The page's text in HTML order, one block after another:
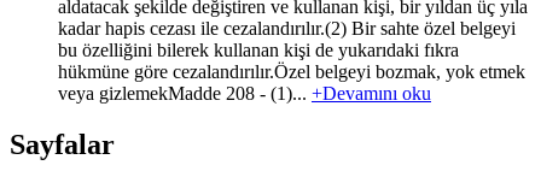
aldatacak şekilde değiştiren ve kullanan kişi, bir yıldan üç yıla
kadar hapis cezası ile cezalandırılır.(2) Bir sahte özel belgeyi
bu özelliğini bilerek kullanan kişi de yukarıdaki fıkra
hükmüne göre cezalandırılır.Özel belgeyi bozmak, yok etmek
veya gizlemekMadde 208 - (1)... +Devamını oku
Sayfalar